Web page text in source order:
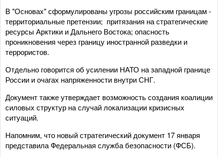
В "Основах" сформулированы угрозы российским границам -
территориальные претензии; притязания на стратегические
ресурсы Арктики и Дальнего Востока; опасность
проникновения через границу иностранной разведки и
террористов.
Отдельно говорится об усилении НАТО на западной границе
России и очагах напряженности внутри СНГ.
Документ также утверждает возможность создания коалиции
силовых структур на случай локализации кризисных
ситуаций.
Напомним, что новый стратегический документ 17 января
представила Федеральная служба безопасности (ФСБ).